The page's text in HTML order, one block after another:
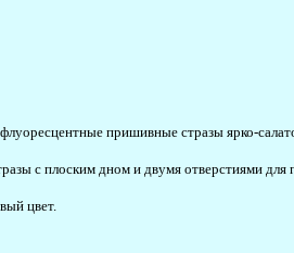
пришивные стразы ярко-
с плоским дном и двумя отверстиями для
цвет.